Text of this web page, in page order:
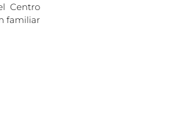
Centro
familiar